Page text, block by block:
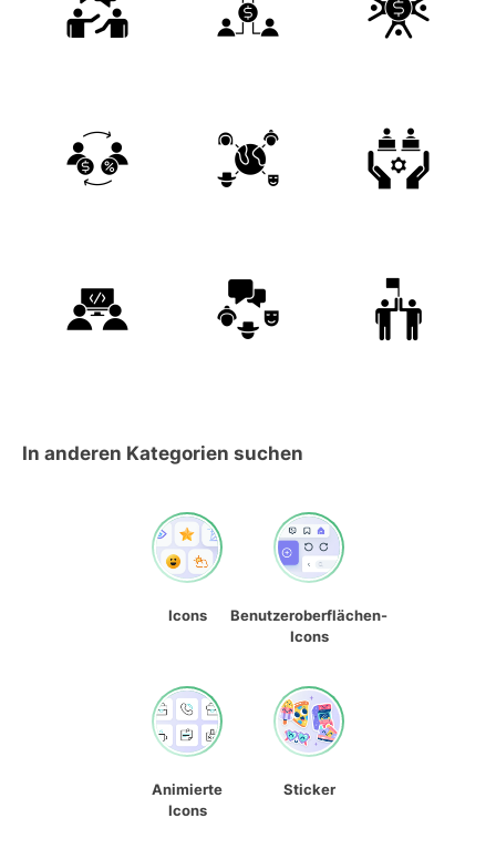
In anderen Kategorien suchen
Icons
Benutzeroberflächen-
Icons
Animierte
Icons
Sticker